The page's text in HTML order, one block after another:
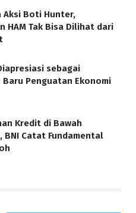
Aksi Boti Hunter,
HAM Tak Bisa Dilihat dari
sebagai
Baru Penguatan Ekonomi
Kredit di Bawah
BNI Catat Fundamental